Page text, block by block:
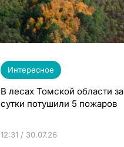
Интересное
В лесах Томской области за
сутки потушили 5 пожаров
12:31 / 30.07.26